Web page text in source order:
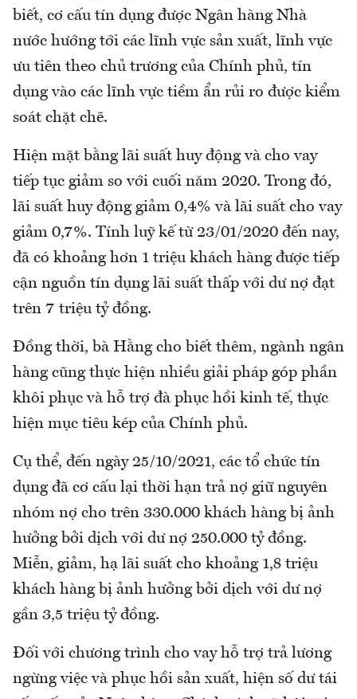
biết, cơ cấu tín dụng được Ngân hàng Nhà
nước hướng tới các lĩnh vực sản xuất, lĩnh vực
ưu tiên theo chủ trương của Chính phủ, tín
dụng vào các lĩnh vực tiềm ẩn rủi ro được kiểm
soát chặt chẽ.
Hiện mặt bằng lãi suất huy động và cho vay
tiếp tục giảm so với cuối năm 2020. Trong đó,
lãi suất huy động giảm 0,4% và lãi suất cho vay
giảm 0,7%. Tính luỹ kế từ 23/01/2020 đến nay,
đã có khoảng hơn 1 triệu khách hàng được tiếp
cận nguồn tín dụng lãi suất thấp với dư nợ đạt
trên 7 triệu tỷ đồng.
Đồng thời, bà Hằng cho biết thêm, ngành ngân
hàng cũng thực hiện nhiều giải pháp góp phần
khôi phục và hỗ trợ đà phục hồi kinh tế, thực
hiện mục tiêu kép của Chính phủ.
Cụ thể, đến ngày 25/10/2021, các tổ chức tín
dụng đã cơ cấu lại thời hạn trả nợ giữ nguyên
nhóm nợ cho trên 330.000 khách hàng bị ảnh
hưởng bởi dịch với dư nợ 250.000 tỷ đồng.
Miễn, giảm, hạ lãi suất cho khoảng 1,8 triệu
khách hàng bị ảnh hưởng bởi dịch với dư nợ
gần 3,5 triệu tỷ đồng.
Đối với chương trình cho vay hỗ trợ trả lương
ngừng việc và phục hồi sản xuất, hiện số dư tái